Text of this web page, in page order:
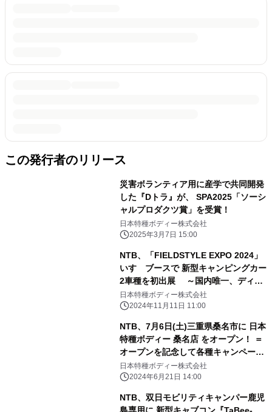
この発行者のリリース
災害ボランティア用に産学で共同開発
した『Dトラ』が、 SPA2025「ソーシ
ャルプロダクツ賞」を受賞！
日本特種ボディー株式会社
2025年3月7日 15:00
NTB、「FIELDSTYLE EXPO 2024」
いすゞブースで 新型キャンピングカー
2車種を初出展 ～国内唯一、ディー
ゼルエンジンを搭載したAT限定普通免
許対応の キャンピングカー専用シャシ
「Travio」を初公開～
日本特種ボディー株式会社
2024年11月11日 11:00
NTB、7月6日(土)三重県桑名市に 日本
特種ボディー 桑名店 をオープン！ ＝
オープンを記念して各種キャンペーン
を実施＝
日本特種ボディー株式会社
2024年6月21日 14:00
NTB、双日モビリティキャンパー鹿児